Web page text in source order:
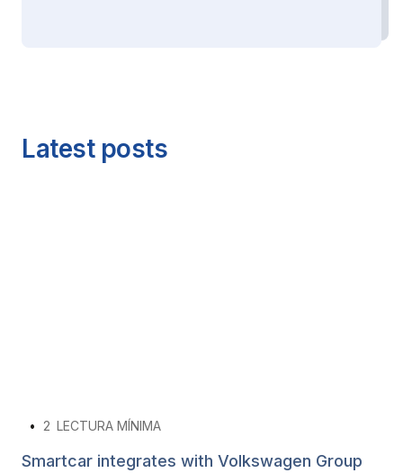
Latest posts
• 2 LECTURA MÍNIMA
Smartcar integrates with Volkswagen Group